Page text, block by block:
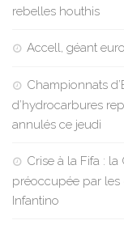
rebelles houthis
Accell, géant
Championnats
d’hydrocarbures
annulés ce jeudi
Crise à la Fifa :
préoccupée par les
Infantino